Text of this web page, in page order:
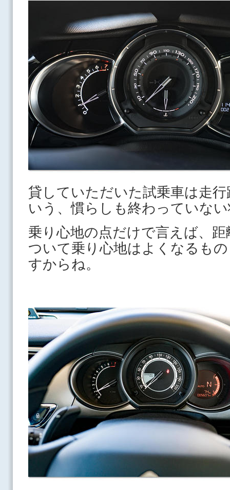
貸していただいた試乗車は走
いう、慣らしも終わっていな
乗り心地の点だけで言えば、
ついて乗り心地はよくなるも
すからね。